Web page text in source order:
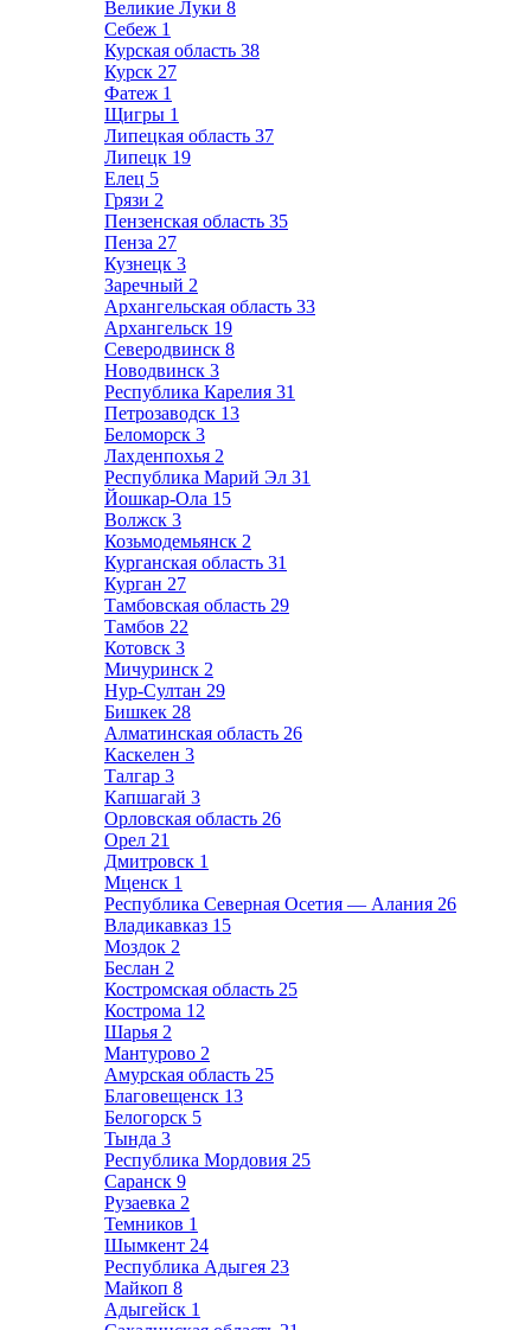
Великие Луки 8
Себеж 1
Курская область 38
Курск 27
Фатеж 1
Щигры 1
Липецкая область 37
Липецк 19
Елец 5
Грязи 2
Пензенская область 35
Пенза 27
Кузнецк 3
Заречный 2
Архангельская область 33
Архангельск 19
Северодвинск 8
Новодвинск 3
Республика Карелия 31
Петрозаводск 13
Беломорск 3
Лахденпохья 2
Республика Марий Эл 31
Йошкар-Ола 15
Волжск 3
Козьмодемьянск 2
Курганская область 31
Курган 27
Тамбовская область 29
Тамбов 22
Котовск 3
Мичуринск 2
Нур-Султан 29
Бишкек 28
Алматинская область 26
Каскелен 3
Талгар 3
Капшагай 3
Орловская область 26
Орел 21
Дмитровск 1
Мценск 1
Республика Северная Осетия — Алания 26
Владикавказ 15
Моздок 2
Беслан 2
Костромская область 25
Кострома 12
Шарья 2
Мантурово 2
Амурская область 25
Благовещенск 13
Белогорск 5
Тында 3
Республика Мордовия 25
Саранск 9
Рузаевка 2
Темников 1
Шымкент 24
Республика Адыгея 23
Майкоп 8
Адыгейск 1